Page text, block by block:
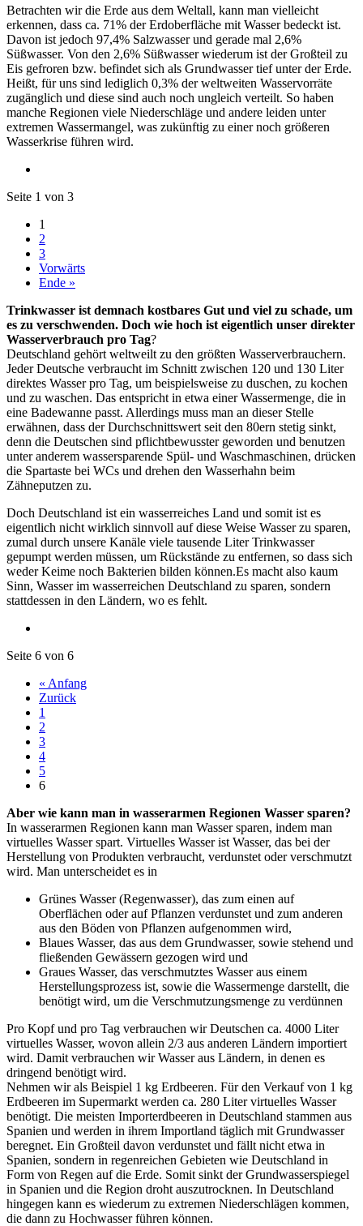
Betrachten wir die Erde aus dem Weltall, kann man vielleicht
erkennen, dass ca. 71% der Erdoberfläche mit Wasser bedeckt ist.
Davon ist jedoch 97,4% Salzwasser und gerade mal 2,6%
Süßwasser. Von den 2,6% Süßwasser wiederum ist der Großteil zu
Eis gefroren bzw. befindet sich als Grundwasser tief unter der Erde.
Heißt, für uns sind lediglich 0,3% der weltweiten Wasservorräte
zugänglich und diese sind auch noch ungleich verteilt. So haben
manche Regionen viele Niederschläge und andere leiden unter
extremen Wassermangel, was zukünftig zu einer noch größeren
Wasserkrise führen wird.
Seite 1 von 3
1
2
3
Vorwärts
Ende »
Trinkwasser ist demnach kostbares Gut und viel zu schade, um
es zu verschwenden. Doch wie hoch ist eigentlich unser direkter
Wasserverbrauch pro Tag?
Deutschland gehört weltweilt zu den größten Wasserverbrauchern.
Jeder Deutsche verbraucht im Schnitt zwischen 120 und 130 Liter
direktes Wasser pro Tag, um beispielsweise zu duschen, zu kochen
und zu waschen. Das entspricht in etwa einer Wassermenge, die in
eine Badewanne passt. Allerdings muss man an dieser Stelle
erwähnen, dass der Durchschnittswert seit den 80ern stetig sinkt,
denn die Deutschen sind pflichtbewusster geworden und benutzen
unter anderem wassersparende Spül- und Waschmaschinen, drücken
die Spartaste bei WCs und drehen den Wasserhahn beim
Zähneputzen zu.
Doch Deutschland ist ein wasserreiches Land und somit ist es
eigentlich nicht wirklich sinnvoll auf diese Weise Wasser zu sparen,
zumal durch unsere Kanäle viele tausende Liter Trinkwasser
gepumpt werden müssen, um Rückstände zu entfernen, so dass sich
weder Keime noch Bakterien bilden können.Es macht also kaum
Sinn, Wasser im wasserreichen Deutschland zu sparen, sondern
stattdessen in den Ländern, wo es fehlt.
Seite 6 von 6
« Anfang
Zurück
1
2
3
4
5
6
Aber wie kann man in wasserarmen Regionen Wasser sparen?
In wasserarmen Regionen kann man Wasser sparen, indem man
virtuelles Wasser spart. Virtuelles Wasser ist Wasser, das bei der
Herstellung von Produkten verbraucht, verdunstet oder verschmutzt
wird. Man unterscheidet es in
Grünes Wasser (Regenwasser), das zum einen auf
Oberflächen oder auf Pflanzen verdunstet und zum anderen
aus den Böden von Pflanzen aufgenommen wird,
Blaues Wasser, das aus dem Grundwasser, sowie stehend und
fließenden Gewässern gezogen wird und
Graues Wasser, das verschmutztes Wasser aus einem
Herstellungsprozess ist, sowie die Wassermenge darstellt, die
benötigt wird, um die Verschmutzungsmenge zu verdünnen
Pro Kopf und pro Tag verbrauchen wir Deutschen ca. 4000 Liter
virtuelles Wasser, wovon allein 2/3 aus anderen Ländern importiert
wird. Damit verbrauchen wir Wasser aus Ländern, in denen es
dringend benötigt wird.
Nehmen wir als Beispiel 1 kg Erdbeeren. Für den Verkauf von 1 kg
Erdbeeren im Supermarkt werden ca. 280 Liter virtuelles Wasser
benötigt. Die meisten Importerdbeeren in Deutschland stammen aus
Spanien und werden in ihrem Importland täglich mit Grundwasser
beregnet. Ein Großteil davon verdunstet und fällt nicht etwa in
Spanien, sondern in regenreichen Gebieten wie Deutschland in
Form von Regen auf die Erde. Somit sinkt der Grundwasserspiegel
in Spanien und die Region droht auszutrocknen. In Deutschland
hingegen kann es wiederum zu extremen Niederschlägen kommen,
die dann zu Hochwasser führen können.